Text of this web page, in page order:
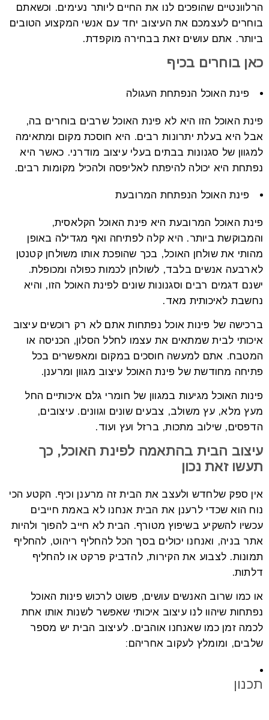
הרלוונטיים שהופכים לנו את החיים ליותר נעימים. וכשאתם
בוחרים לעצמכם את העיצוב יחד עם אנשי המקצוע הטובים
ביותר. אתם עושים זאת בבחירה מוקפדת.
כאן בוחרים בכיף
פינת האוכל הנפתחת העגולה
פינת האוכל הזו היא לא פינת האוכל שרבים בוחרים בה,
אבל היא בעלת יתרונות רבים. היא חוסכת מקום ומתאימה
למגוון של סגנונות בבתים בעלי עיצוב מודרני. כאשר היא
נפתחת היא יכולה להיפתח לאליפסה ולהכיל מקומות רבים.
פינת האוכל הנפתחת המרובעת
פינת האוכל המרובעת היא פינת האוכל הקלאסית,
והמבוקשת ביותר. היא קלה לפתיחה ואף מגדילה באופן
מהותי את שולחן האוכל, בכך שהופכת אותו משולחן קטנטן
לארבעה אנשים בלבד, לשולחן לכמות כפולה ומכופלת.
ישנם דגמים רבים וסגנונות שונים לפינת האוכל הזו, והיא
נחשבת לאיכותית מאד.
ברכישה של פינות אוכל נפתחות אתם לא רק רוכשים עיצוב
איכותי לבית שמתאים את עצמו לחלל הסלון, הכניסה או
המטבח. אתם למעשה חוסכים במקום ומאפשרים בכל
פתיחה מחודשת של פינת האוכל עיצוב מגוון ומרענן.
פינות האוכל מגיעות במגוון של חומרי גלם איכותיים החל
מעץ מלא, עץ משולב, צבעים שונים וגוונים. עיצובים,
הדפסים, שילוב מתכות, ברזל ועץ ועוד.
עיצוב הבית בהתאמה לפינת האוכל, כך
תעשו זאת נכון
אין ספק שלחדש ולעצב את הבית זה מרענן וכיף. הקטע הכי
נוח הוא שכדי לרענן את הבית אנחנו לא באמת חייבים
עכשיו להשקיע בשיפוץ מטורף. הבית לא חייב להפוך ולהיות
אתר בניה, ואנחנו יכולים בסך הכל להחליף ריהוט, להחליף
תמונות. לצבוע את הקירות, להדביק פרקט או להחליף
דלתות.
או כמו שרוב האנשים עושים, פשוט לרכוש פינות האוכל
נפתחות שיהוו לנו עיצוב איכותי שאפשר לשנות אותו אחת
לכמה זמן כמו שאנחנו אוהבים. לעיצוב הבית יש מספר
שלבים, ומומלץ לעקוב אחריהם:
תכנון